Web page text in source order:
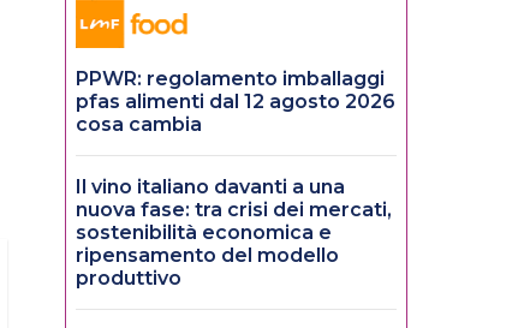
PPWR: regolamento imballaggi
pfas alimenti dal 12 agosto 2026
cosa cambia
Il vino italiano davanti a una
nuova fase: tra crisi dei mercati,
sostenibilità economica e
ripensamento del modello
produttivo